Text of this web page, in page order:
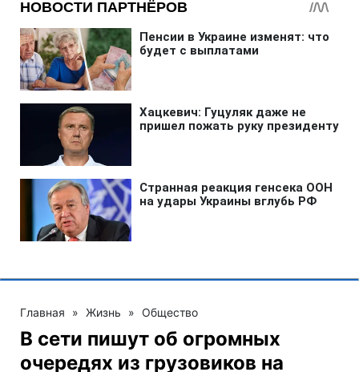
Главная » Жизнь » Общество
В сети пишут об огромных
очередях из грузовиков на